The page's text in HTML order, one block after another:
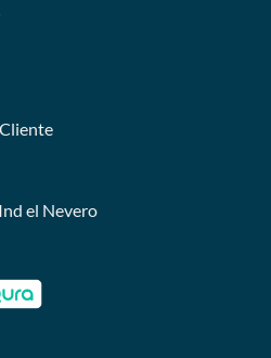
el Nevero